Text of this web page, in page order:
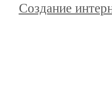
Создание